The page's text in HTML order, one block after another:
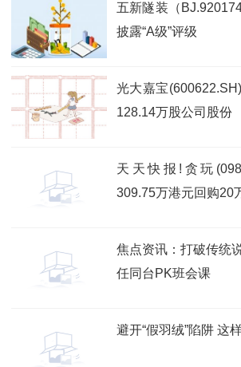
五新隧装（
披露“A级”评级
光大嘉宝
128.14万股公司股份
天天快报!贪玩
309.75万港元回购20
焦点资讯：打破传统
任同台PK班会课
避开“假羽绒”陷阱 这